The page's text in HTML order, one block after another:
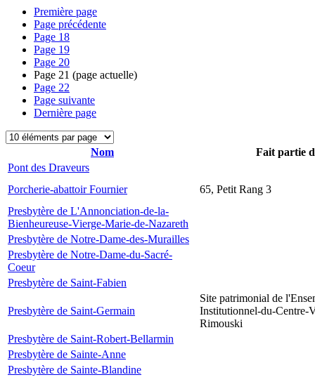
Première page
Page précédente
Page 18
Page 19
Page 20
Page 21 (page actuelle)
Page 22
Page suivante
Dernière page
Nom
Fait partie
Pont des Draveurs
Porcherie-abattoir Fournier
65, Petit Rang 3
Presbytère de L'Annonciation-de-la-
Bienheureuse-Vierge-Marie-de-Nazareth
Presbytère de Notre-Dame-des-Murailles
Presbytère de Notre-Dame-du-Sacré-
Coeur
Presbytère de Saint-Fabien
Presbytère de Saint-Germain
Site patrimonial de
Institutionnel-du-Centre-
Rimouski
Presbytère de Saint-Robert-Bellarmin
Presbytère de Sainte-Anne
Presbytère de Sainte-Blandine